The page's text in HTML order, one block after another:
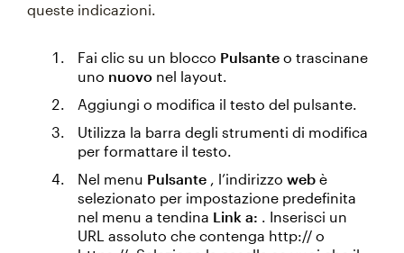
queste indicazioni.
Fai clic su un blocco Pulsante o trascinane
uno nuovo nel layout.
Aggiungi o modifica il testo del pulsante.
Utilizza la barra degli strumenti di modifica
per formattare il testo.
Nel menu Pulsante , l’indirizzo web è
selezionato per impostazione predefinita
nel menu a tendina Link a: . Inserisci un
URL assoluto che contenga http:// o